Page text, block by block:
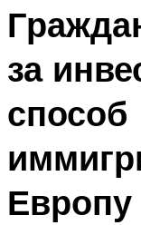
за
способ
Европу